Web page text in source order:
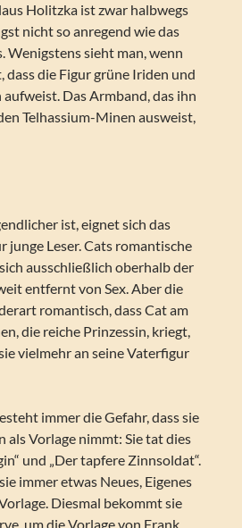
Holitzka ist zwar halbwegs
nicht so anregend wie das
Wenigstens sieht man, wenn
dass die Figur grüne Iriden und
Das Armband, das ihn
Telhassium-Minen ausweist,
ist, eignet sich das
junge Leser. Cats romantische
ausschließlich oberhalb der
entfernt von Sex. Aber die
romantisch, dass Cat am
die reiche Prinzessin, kriegt,
vielmehr an seine Vaterfigur
immer die Gefahr, dass sie
als Vorlage nimmt: Sie tat dies
und „Der tapfere Zinnsoldat“.
immer etwas Neues, Eigenes
Diesmal bekommt sie
um die Vorlage von Frank